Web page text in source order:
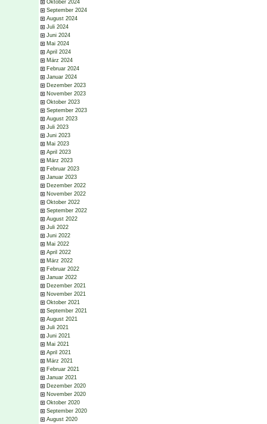
Oktober 2024
September 2024
August 2024
Juli 2024
Juni 2024
Mai 2024
April 2024
März 2024
Februar 2024
Januar 2024
Dezember 2023
November 2023
Oktober 2023
September 2023
August 2023
Juli 2023
Juni 2023
Mai 2023
April 2023
März 2023
Februar 2023
Januar 2023
Dezember 2022
November 2022
Oktober 2022
September 2022
August 2022
Juli 2022
Juni 2022
Mai 2022
April 2022
März 2022
Februar 2022
Januar 2022
Dezember 2021
November 2021
Oktober 2021
September 2021
August 2021
Juli 2021
Juni 2021
Mai 2021
April 2021
März 2021
Februar 2021
Januar 2021
Dezember 2020
November 2020
Oktober 2020
September 2020
August 2020